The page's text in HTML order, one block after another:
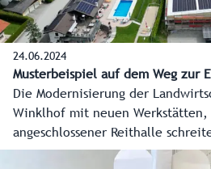
24.06.2024
Musterbeispiel auf dem Weg zur
Die Modernisierung der
Winklhof mit neuen Werkstätten,
angeschlossener Reithalle
Gesamtprojekts ist auch die